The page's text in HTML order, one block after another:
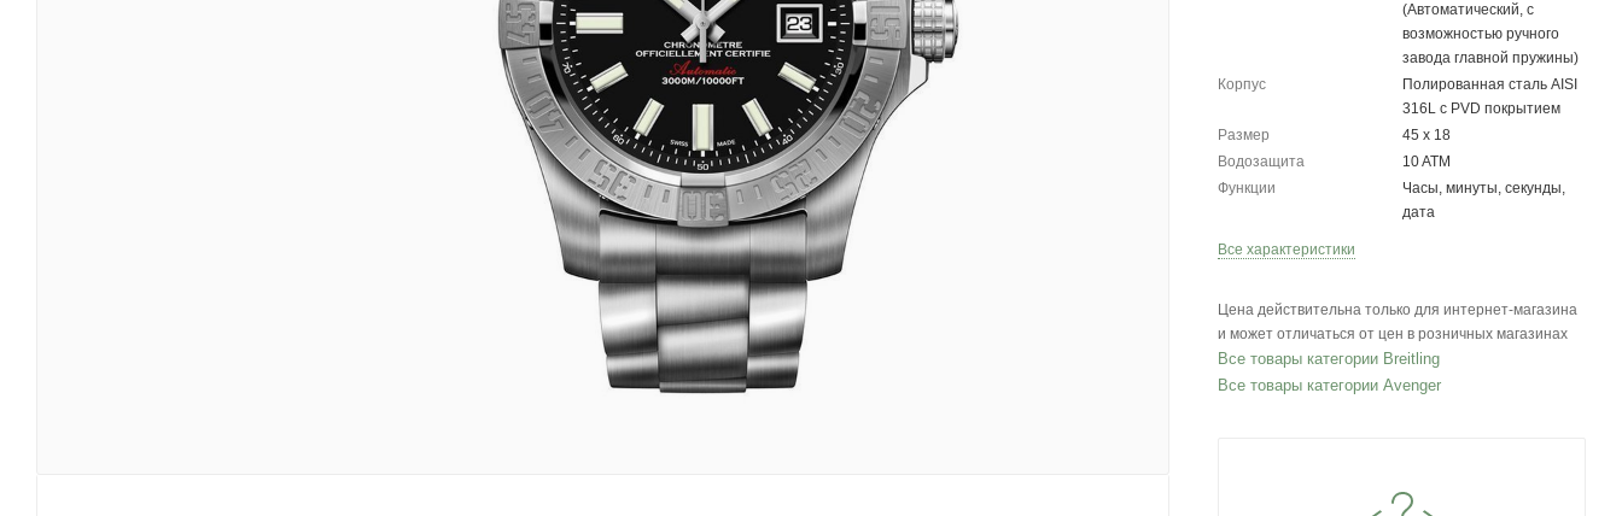
(Автоматический, с
возможностью ручного
завода главной пружины)
Корпус
Полированная сталь AISI
316L с PVD покрытием
Размер
45 x 18
Водозащита
10 ATM
Функции
Часы, минуты, секунды,
дата
Все характеристики
Цена действительна только для интернет-магазина
и может отличаться от цен в розничных магазинах
Все товары категории Breitling
Все товары категории Avenger